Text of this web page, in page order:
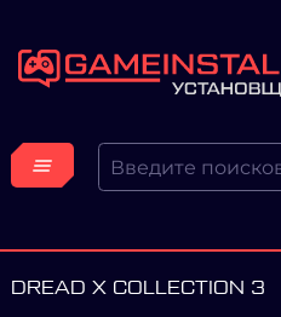
DREAD X COLLECTION 3